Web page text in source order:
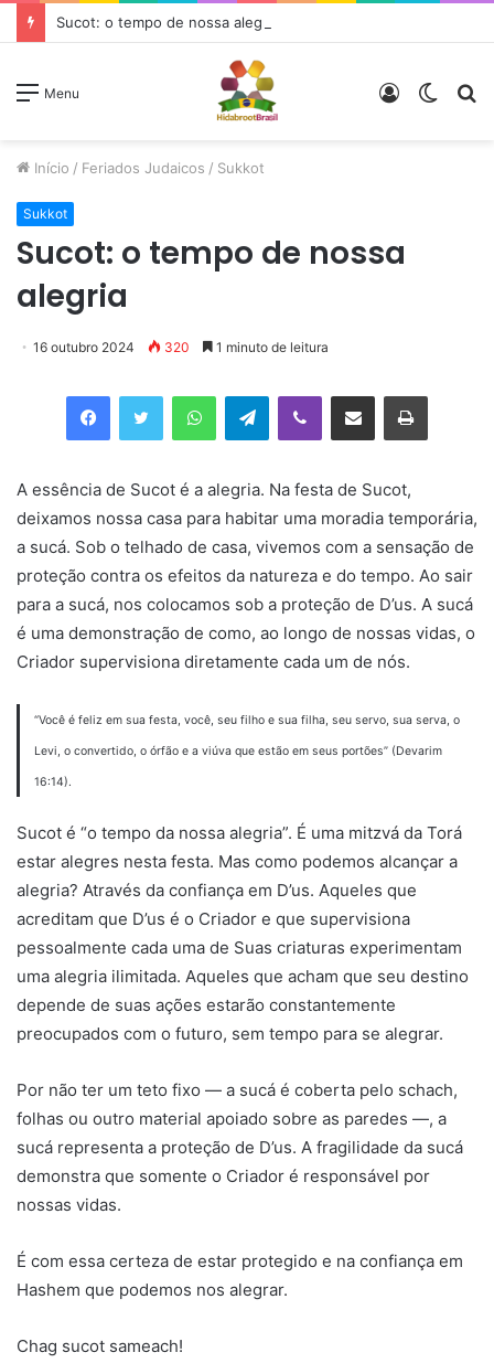
Sucot: o tempo de nossa alegria
Menu
Switch
Entrar
Início / Feriados Judaicos / Sukkot
Sukkot
Sucot: o tempo de nossa
alegria
16 outubro 2024 320 1 minuto de leitura
FacebookTwitter WhatsAppTelegramViber Compartilhar via e-mail Imprimir
A essência de Sucot é a alegria. Na festa de Sucot,
deixamos nossa casa para habitar uma moradia temporária,
a sucá. Sob o telhado de casa, vivemos com a sensação de
proteção contra os efeitos da natureza e do tempo. Ao sair
para a sucá, nos colocamos sob a proteção de D’us. A sucá
é uma demonstração de como, ao longo de nossas vidas, o
Criador supervisiona diretamente cada um de nós.
“Você é feliz em sua festa, você, seu filho e sua filha, seu servo, sua serva, o
Levi, o convertido, o órfão e a viúva que estão em seus portões” (Devarim
16:14).
Sucot é “o tempo da nossa alegria”. É uma mitzvá da Torá
estar alegres nesta festa. Mas como podemos alcançar a
alegria? Através da confiança em D’us. Aqueles que
acreditam que D’us é o Criador e que supervisiona
pessoalmente cada uma de Suas criaturas experimentam
uma alegria ilimitada. Aqueles que acham que seu destino
depende de suas ações estarão constantemente
preocupados com o futuro, sem tempo para se alegrar.
Por não ter um teto fixo — a sucá é coberta pelo schach,
folhas ou outro material apoiado sobre as paredes —, a
sucá representa a proteção de D’us. A fragilidade da sucá
demonstra que somente o Criador é responsável por
nossas vidas.
É com essa certeza de estar protegido e na confiança em
Hashem que podemos nos alegrar.
Chag sucot sameach!